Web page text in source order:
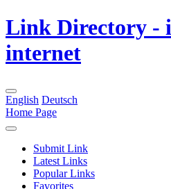
Link Directory -
internet
English Deutsch
Home Page
Submit Link
Latest Links
Popular Links
Favorites